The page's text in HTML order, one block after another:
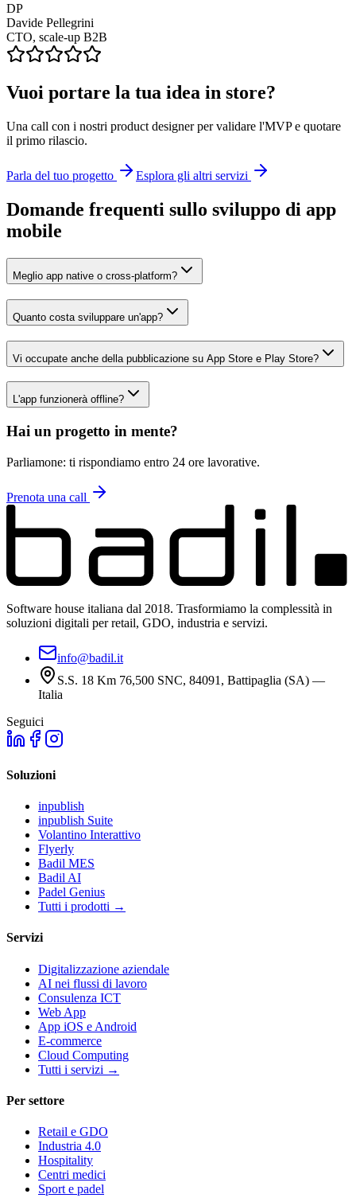
DP
Davide Pellegrini
CTO, scale-up B2B
Vuoi portare la tua idea in store?
Una call con i nostri product designer per validare l'MVP e quotare
il primo rilascio.
Parla del tuo progetto Esplora gli altri servizi
Domande frequenti sullo sviluppo di app
mobile
Meglio app native o cross-platform?
Quanto costa sviluppare un'app?
Vi occupate anche della pubblicazione su App Store e Play Store?
L'app funzionerà offline?
Hai un progetto in mente?
Parliamone: ti rispondiamo entro 24 ore lavorative.
Prenota una call
Software house italiana dal 2018. Trasformiamo la complessità in
soluzioni digitali per retail, GDO, industria e servizi.
info@badil.it
S.S. 18 Km 76,500 SNC, 84091, Battipaglia (SA) —
Italia
Seguici
Soluzioni
inpublish
inpublish Suite
Volantino Interattivo
Flyerly
Badil MES
Badil AI
Padel Genius
Tutti i prodotti →
Servizi
Digitalizzazione aziendale
AI nei flussi di lavoro
Consulenza ICT
Web App
App iOS e Android
E-commerce
Cloud Computing
Tutti i servizi →
Per settore
Retail e GDO
Industria 4.0
Hospitality
Centri medici
Sport e padel